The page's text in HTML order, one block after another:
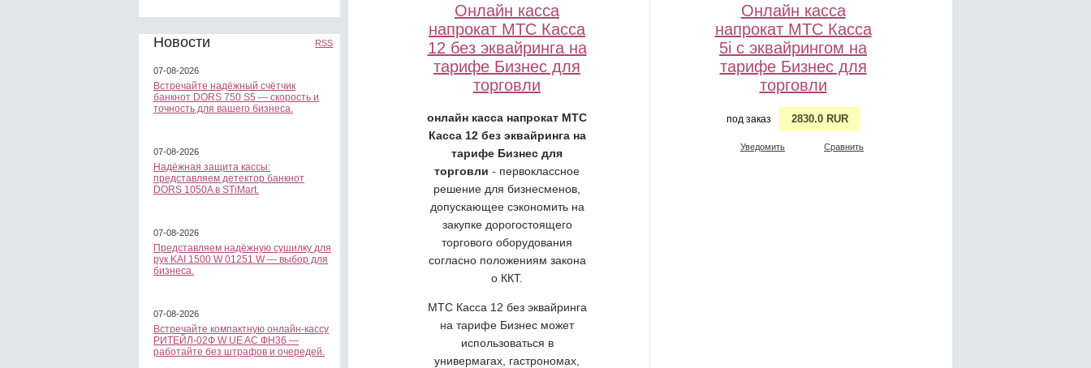
Новости RSS
07-08-2026
Встречайте надёжный счётчик
банкнот DORS 750 S5 — скорость и
точность для вашего бизнеса.
07-08-2026
Надёжная защита кассы:
представляем детектор банкнот
DORS 1050A в STiMart.
07-08-2026
Представляем надёжную сушилку для
рук KAI 1500 W 01251.W — выбор для
бизнеса.
07-08-2026
Встречайте компактную онлайн-кассу
РИТЕЙЛ-02Ф W UE AC ФН36 —
работайте без штрафов и очередей.
Онлайн касса
напрокат МТС Касса
12 без эквайринга на
тарифе Бизнес для
торговли
онлайн касса напрокат МТС
Касса 12 без эквайринга на
тарифе Бизнес для
торговли - первоклассное
решение для бизнесменов,
допускающее сэкономить на
закупке дорогостоящего
торгового оборудования
согласно положениям закона
о ККТ.
МТС Касса 12 без эквайринга
на тарифе Бизнес может
использоваться в
универмагах, гастрономах,
Онлайн касса
напрокат МТС Касса
5i с эквайрингом на
тарифе Бизнес для
торговли
под заказ 2830.0 RUR
Уведомить Сравнить